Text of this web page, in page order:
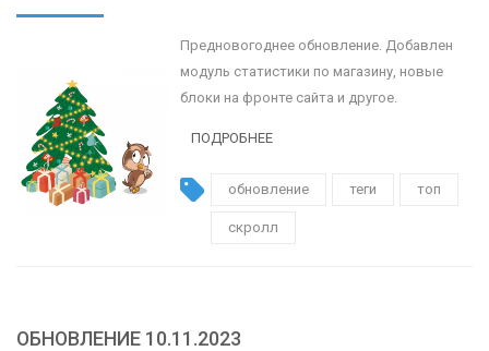
Предновогоднее обновление. Добавлен
модуль статистики по магазину, новые
блоки на фронте сайта и другое.
ПОДРОБНЕЕ
обновление теги топ
скролл
ОБНОВЛЕНИЕ 10.11.2023